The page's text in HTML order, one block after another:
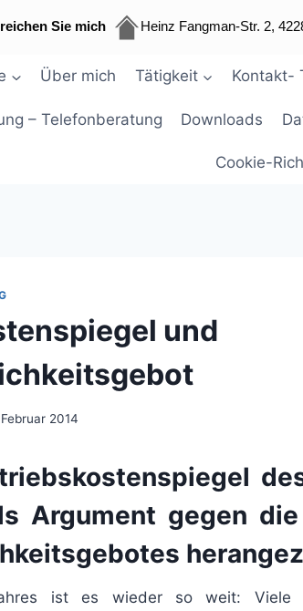
Sie mich Heinz Fangman-Str. 2,
Über mich Tätigkeit Kontakt-
– Telefonberatung Downloads
Cookie-
und
2014
Argument gegen
ist es wieder so weit: Viele